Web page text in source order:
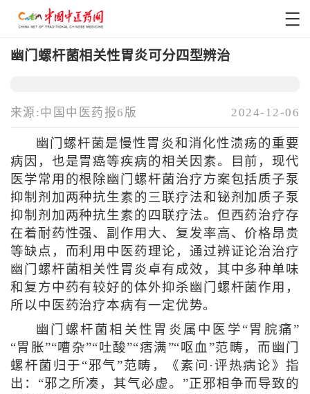
幽门螺杆菌相关性胃炎可分四型辨治
来源:中国中医药报6版 2024-12-06
幽门螺杆菌是慢性胃炎和消化性溃疡的重要
病因，也是胃癌等疾病的相关因素。目前，现代
医学常用的根除幽门螺杆菌治疗方案包括质子泵
抑制剂加两种抗生素的三联疗法和铋剂加质子泵
抑制剂加两种抗生素的四联疗法。但西药治疗存
在着耐药性强、副作用大、复发率高、价格昂贵
等缺点，而利用中医药理论，通过辨证论治治疗
幽门螺杆菌相关性胃炎卓有成效，其中多种单味
和复方中药有较好的体外抑杀幽门螺杆菌作用，
所以中医药治疗本病有一定优势。
幽门螺杆菌相关性胃炎属中医学“胃脘痛”
“胃胀”“嘈杂”“吐酸”“痞满”“呕血”范畴，而幽门
螺杆菌归于“邪气”范畴，《素问·评热病论》指
出：“邪之所凑，其气必虚。”正邪相争而导致的